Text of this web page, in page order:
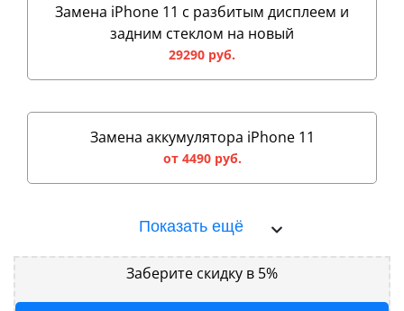
Замена iPhone 11 с разбитым дисплеем и
задним стеклом на новый
29290 руб.
Замена аккумулятора iPhone 11
от 4490 руб.
Показать ещё
Заберите скидку в 5%